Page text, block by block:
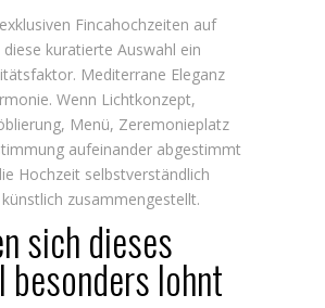
Fincahochzeiten auf
kuratierte Auswahl ein
Mediterrane Eleganz
Wenn Lichtkonzept,
Menü, Zeremonieplatz
aufeinander abgestimmt
Hochzeit selbstverständlich
zusammengestellt.
sich dieses
besonders lohnt